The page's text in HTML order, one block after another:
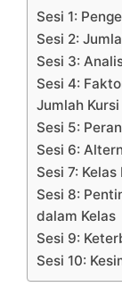
Sesi 1:
Sesi 2:
Sesi 3:
Sesi 4:
Jumlah
Sesi 5:
Sesi 6:
Sesi 7:
Sesi 8:
dalam Kelas
Sesi 9:
Sesi 10: